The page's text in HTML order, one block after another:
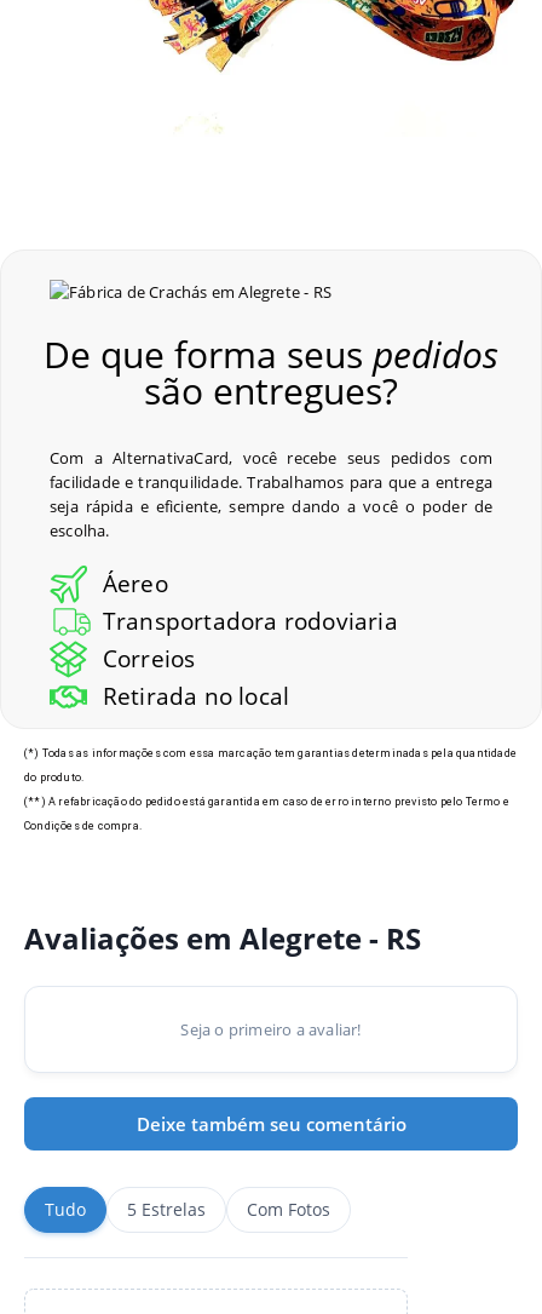
De que forma seus pedidos
são entregues?
Com a AlternativaCard, você recebe seus pedidos com
facilidade e tranquilidade. Trabalhamos para que a entrega
seja rápida e eficiente, sempre dando a você o poder de
escolha.
Áereo
Transportadora rodoviaria
Correios
Retirada no local
(*) Todas as informações com essa marcação tem garantias determinadas pela quantidade
do produto.
(**) A refabricação do pedido está garantida em caso de erro interno previsto pelo Termo e
Condições de compra.
Avaliações em Alegrete - RS
Seja o primeiro a avaliar!
Deixe também seu comentário
Tudo 5 Estrelas Com Fotos